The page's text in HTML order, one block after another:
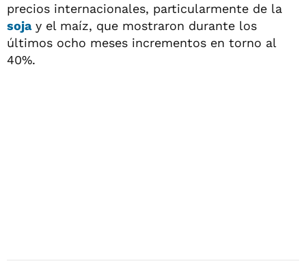
precios internacionales, particularmente de la
sojay el maíz, que mostraron durante los
últimos ocho meses incrementos en torno al
40%.